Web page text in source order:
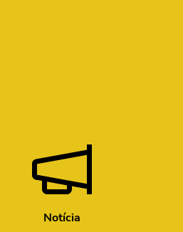
Notícia